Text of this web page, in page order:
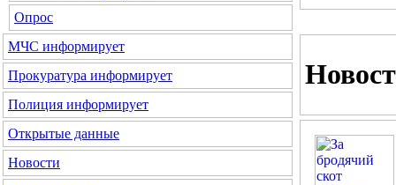
Опрос
МЧС информирует
Прокуратура информирует
Полиция информирует
Открытые данные
Новости